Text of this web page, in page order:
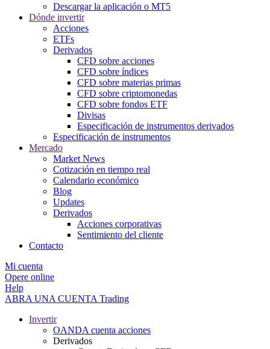
Descargar la aplicación o MT5
Dónde invertir
Acciones
ETFs
Derivados
CFD sobre acciones
CFD sobre índices
CFD sobre materias primas
CFD sobre criptomonedas
CFD sobre fondos ETF
Divisas
Especificación de instrumentos derivados
Especificación de instrumentos
Mercado
Market News
Cotización en tiempo real
Calendario económico
Blog
Updates
Derivados
Acciones corporativas
Sentimiento del cliente
Contacto
Mi cuenta
Opere online
Help
ABRA UNA CUENTA Trading
Invertir
OANDA cuenta acciones
Derivados